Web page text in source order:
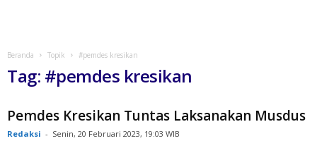
Beranda Topik #pemdes kresikan
Tag: #pemdes kresikan
Pemdes Kresikan Tuntas Laksanakan Musdus
Redaksi - Senin, 20 Februari 2023, 19:03 WIB